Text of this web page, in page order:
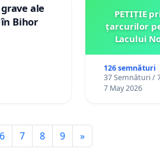
ale
Bihor
PETIȚIE
țarcurilor
Lacului
126 semnături
37 Semnături /
7 May 2026
6 7 8 9 »